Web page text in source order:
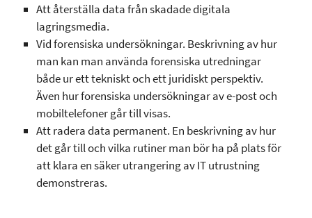
Att återställa data från skadade digitala
lagringsmedia.
Vid forensiska undersökningar. Beskrivning av hur
man kan man använda forensiska utredningar
både ur ett tekniskt och ett juridiskt perspektiv.
Även hur forensiska undersökningar av e-post och
mobiltelefoner går till visas.
Att radera data permanent. En beskrivning av hur
det går till och vilka rutiner man bör ha på plats för
att klara en säker utrangering av IT utrustning
demonstreras.